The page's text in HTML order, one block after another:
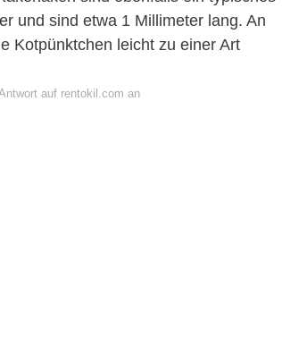
und sind etwa 1 Millimeter lang. An
Kotpünktchen leicht zu einer Art
auf rentokil.com an